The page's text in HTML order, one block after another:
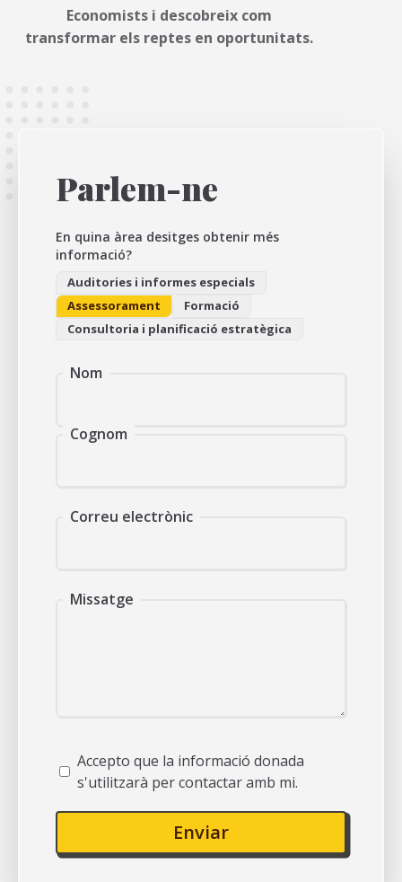
Economists i descobreix com
transformar els reptes en oportunitats.
Parlem-ne
En quina àrea desitges obtenir més
informació?
Auditories i informes especials
Assessorament
Formació
Consultoria i planificació estratègica
Nom
Cognom
Correu electrònic
Missatge
Accepto que la informació donada
s'utilitzarà per contactar amb mi.
Enviar